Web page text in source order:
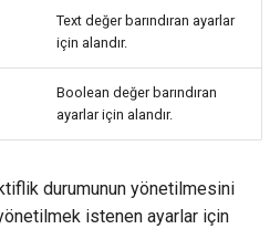
Text değer barındıran ayarlar
için alandır.
Boolean değer barındıran
ayarlar için alandır.
durumunun yönetilmesini
istenen ayarlar için